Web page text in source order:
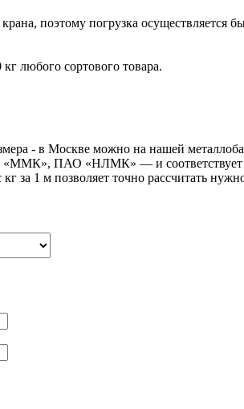
поэтому погрузка осуществляется
любого сортового товара.
- в Москве можно на нашей
ПАО «НЛМК» — и соответствует
за 1 м позволяет точно рассчитать